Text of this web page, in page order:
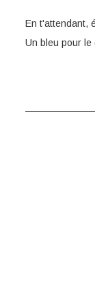
En t'attendant,
Un bleu pour